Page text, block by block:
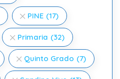
PINE (17)
Primaria (32)
Quinto Grado (7)